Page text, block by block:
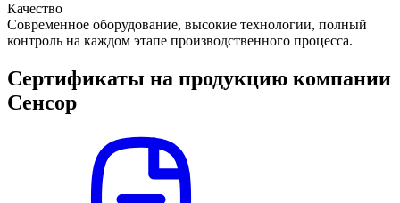
Качество
Современное оборудование, высокие технологии, полный
контроль на каждом этапе производственного процесса.
Сертификаты на продукцию компании
Сенсор